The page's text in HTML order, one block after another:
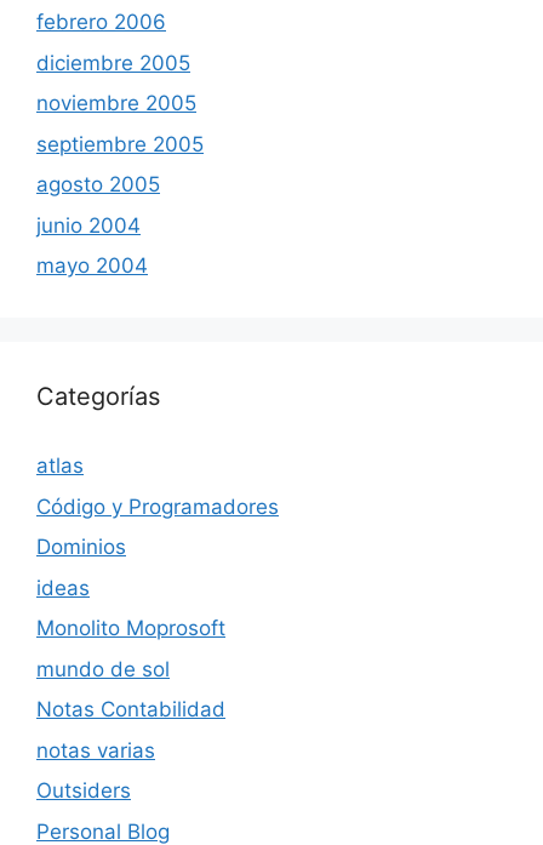
febrero 2006
diciembre 2005
noviembre 2005
septiembre 2005
agosto 2005
junio 2004
mayo 2004
Categorías
atlas
Código y Programadores
Dominios
ideas
Monolito Moprosoft
mundo de sol
Notas Contabilidad
notas varias
Outsiders
Personal Blog